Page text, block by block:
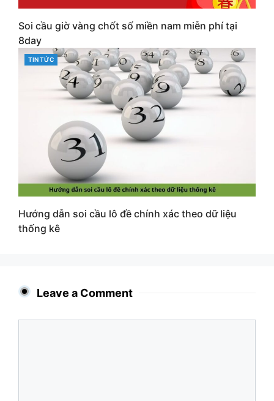
Soi cầu giờ vàng chốt số miền nam miễn phí tại
8day
CATEGORIES
TIN TỨC
Hướng dẫn soi cầu lô đề chính xác theo dữ liệu
thống kê
Leave a Comment